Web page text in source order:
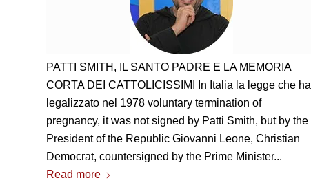
PATTI SMITH,
IL SANTO PADRE E LA MEMORIA
CORTA DEI CATTOLICISSIMI In Italia la legge che ha
legalizzato nel 1978 voluntary termination of
pregnancy, it was not signed by Patti Smith, but by the
President of the Republic Giovanni Leone, Christian
Democrat, countersigned by the Prime Minister...
Read more